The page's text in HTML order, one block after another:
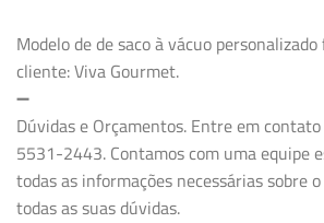
Modelo de de saco à vácuo
cliente: Viva Gourmet.
➖
Dúvidas e Orçamentos. Entre em
5531-2443. Contamos com uma equipe
todas as informações necessárias sobre
todas as suas dúvidas.